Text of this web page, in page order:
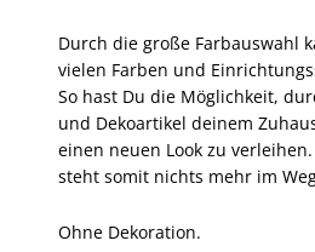
Durch die große Farbauswahl
vielen Farben und
So hast Du die Möglichkeit,
und Dekoartikel deinem
einen neuen Look zu
steht somit nichts mehr im
Ohne Dekoration.